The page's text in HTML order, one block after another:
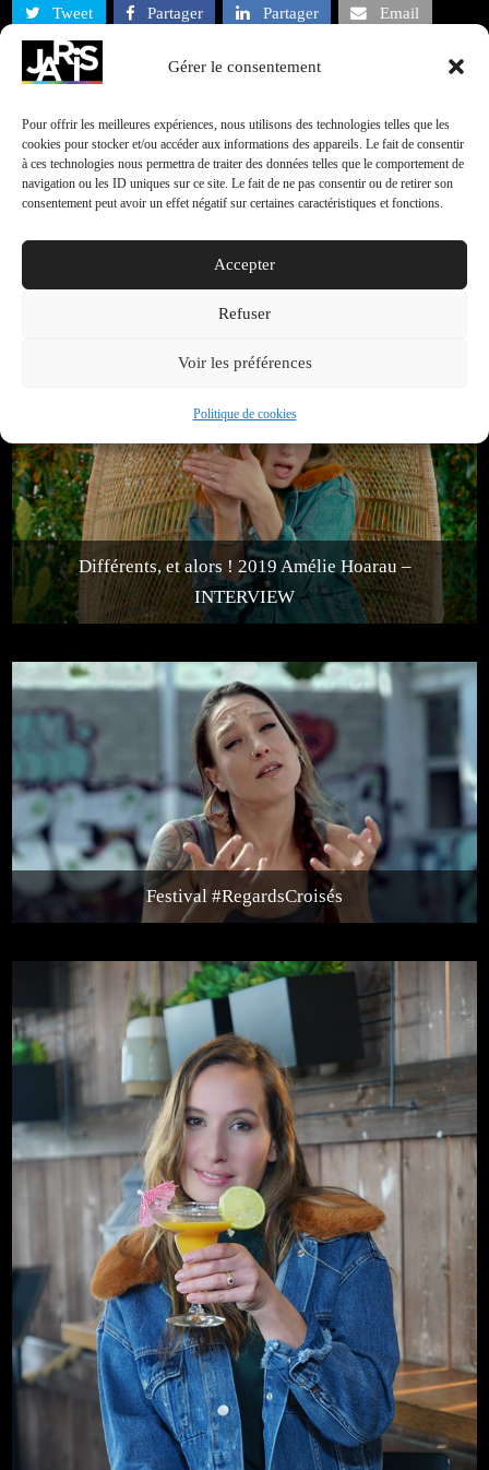
Gérer le consentement
Pour offrir les meilleures expériences, nous utilisons des technologies telles que les
cookies pour stocker et/ou accéder aux informations des appareils. Le fait de consentir
à ces technologies nous permettra de traiter des données telles que le comportement de
navigation ou les ID uniques sur ce site. Le fait de ne pas consentir ou de retirer son
consentement peut avoir un effet négatif sur certaines caractéristiques et fonctions.
Accepter
Refuser
Voir les préférences
Politique de cookies
Tweet Partager Partager Email
jaris_4b745
Différents, et alors ! 2019 Amélie Hoarau –
INTERVIEW
Festival #RegardsCroisés